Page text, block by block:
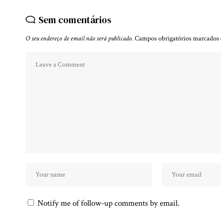
Sem comentários
O seu endereço de email não será publicado. Campos obrigatórios marcados
Notify me of follow-up comments by email.